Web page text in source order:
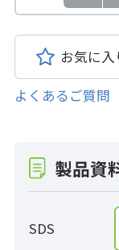
お気に
よくあるご質問
製品資
SDS